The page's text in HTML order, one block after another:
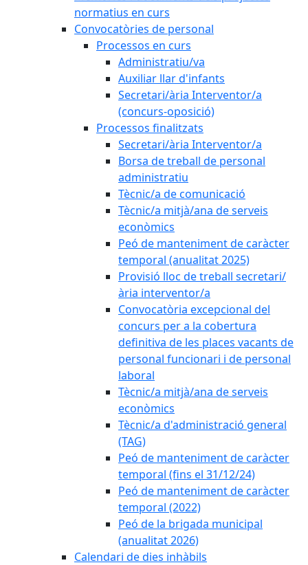
normatius en curs
Convocatòries de personal
Processos en curs
Administratiu/va
Auxiliar llar d'infants
Secretari/ària Interventor/a
(concurs-oposició)
Processos finalitzats
Secretari/ària Interventor/a
Borsa de treball de personal
administratiu
Tècnic/a de comunicació
Tècnic/a mitjà/ana de serveis
econòmics
Peó de manteniment de caràcter
temporal (anualitat 2025)
Provisió lloc de treball secretari/
ària interventor/a
Convocatòria excepcional del
concurs per a la cobertura
definitiva de les places vacants de
personal funcionari i de personal
laboral
Tècnic/a mitjà/ana de serveis
econòmics
Tècnic/a d'administració general
(TAG)
Peó de manteniment de caràcter
temporal (fins el 31/12/24)
Peó de manteniment de caràcter
temporal (2022)
Peó de la brigada municipal
(anualitat 2026)
Calendari de dies inhàbils